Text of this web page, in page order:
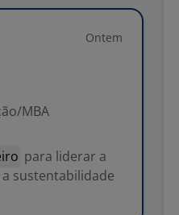
Ontem
MBA
para liderar a
sustentabilidade